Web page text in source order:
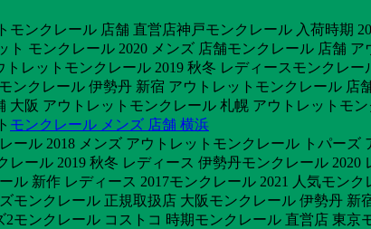
ンクレール 店舗 直営店神戸モンクレール 入荷時期
モンクレール 2020 メンズ 店舗モンクレール 店舗
レットモンクレール 2019 秋冬 レディースモンクレ
クレール 伊勢丹 新宿 アウトレットモンクレール 店
阪 アウトレットモンクレール 札幌 アウトレットモ
モンクレール メンズ 店舗 横浜
ル 2018 メンズ アウトレットモンクレール トパーズ
ール 2019 秋冬 レディース 伊勢丹モンクレール 2020
新作 レディース 2017モンクレール 2021 人気モン
モンクレール 正規取扱店 大阪モンクレール 伊勢丹 新
ンクレール コストコ 時期モンクレール 直営店 東京